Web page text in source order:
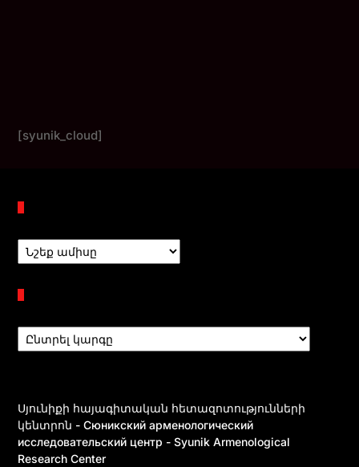
[syunik_cloud]
Սյունիքի հայագիտական հետազոտությունների
կենտրոն - Сюникский арменологический
исследовательский центр - Syunik Armenological
Research Center